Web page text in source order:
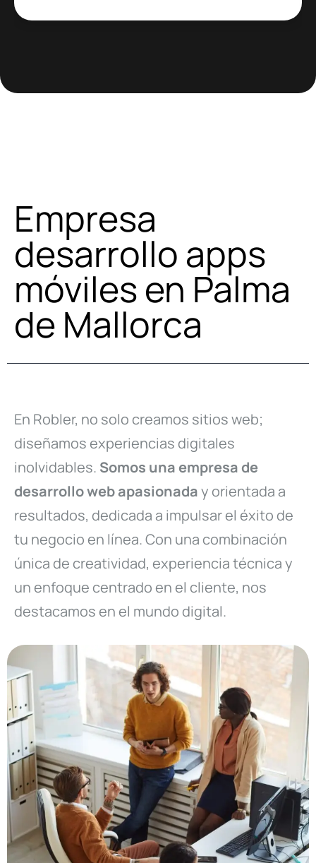
Empresa
desarrollo apps
móviles en Palma
de Mallorca
En Robler, no solo creamos sitios web;
diseñamos experiencias digitales
inolvidables. Somos una empresa de
desarrollo web apasionaday orientada a
resultados, dedicada a impulsar el éxito de
tu negocio en línea. Con una combinación
única de creatividad, experiencia técnica y
un enfoque centrado en el cliente, nos
destacamos en el mundo digital.